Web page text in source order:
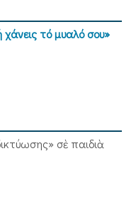
τό μυαλό σου»
σὲ παιδιὰ